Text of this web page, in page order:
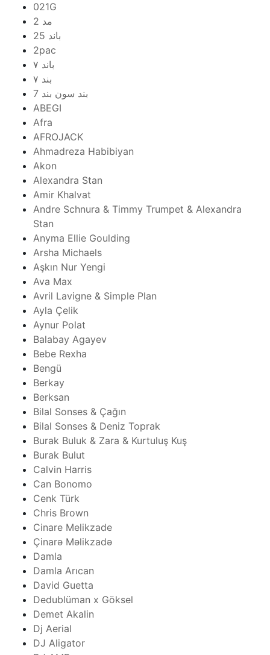
021G
2 مد
25 باند
2pac
۷ باند
۷ بند
7 بند سون بند
ABEGI
Afra
AFROJACK
Ahmadreza Habibiyan
Akon
Alexandra Stan
Amir Khalvat
Andre Schnura & Timmy Trumpet & Alexandra
Stan
Anyma Ellie Goulding
Arsha Michaels
Aşkın Nur Yengi
Ava Max
Avril Lavigne & Simple Plan
Ayla Çelik
Aynur Polat
Balabay Agayev
Bebe Rexha
Bengü
Berkay
Berksan
Bilal Sonses & Çağın
Bilal Sonses & Deniz Toprak
Burak Buluk & Zara & Kurtuluş Kuş
Burak Bulut
Calvin Harris
Can Bonomo
Cenk Türk
Chris Brown
Cinare Melikzade
Çinarə Məlikzadə
Damla
Damla Arıcan
David Guetta
Dedublüman x Göksel
Demet Akalin
Dj Aerial
DJ Aligator